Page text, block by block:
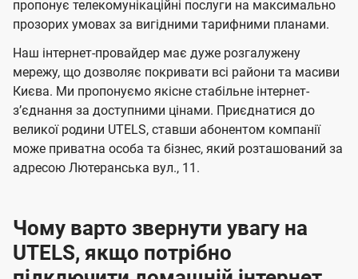
ї
U
t
e
l
s
а
ч
е
н
н
я
а
ч
е
н
н
я
пропонує телекомунікаційні послуги на максимально
прозорих умовах за вигідними тарифними планами.
Наш інтернет-провайдер має дуже розгалужену
мережу, що дозволяє покривати всі райони та масиви
Києва. Ми пропонуємо якісне стабільне інтернет-
зʼєднання за доступними цінами. Приєднатися до
великої родини UTELS, ставши абонентом компанії
може приватна особа та бізнес, який розташований за
адресою Лютеранська вул., 11.
Чому варто звернути увагу на
UTELS, якщо потрібно